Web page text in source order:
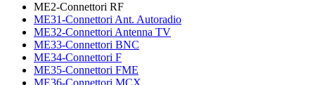
ME2-Connettori RF
ME31-Connettori Ant. Autoradio
ME32-Connettori Antenna TV
ME33-Connettori BNC
ME34-Connettori F
ME35-Connettori FME
ME36-Connettori MCX